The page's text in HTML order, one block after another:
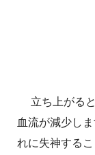
立ち上がる
血流が減少し
れに失神する